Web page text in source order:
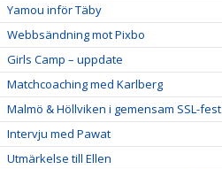
Yamou inför Täby
Webbsändning mot Pixbo
Girls Camp – uppdate
Matchcoaching med Karlberg
Malmö & Höllviken i gemensam SSL-fest
Intervju med Pawat
Utmärkelse till Ellen